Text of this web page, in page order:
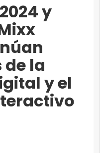
y
la
y el